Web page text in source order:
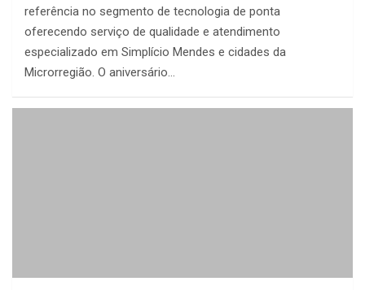
referência no segmento de tecnologia de ponta
oferecendo serviço de qualidade e atendimento
especializado em Simplício Mendes e cidades da
Microrregião. O aniversário…